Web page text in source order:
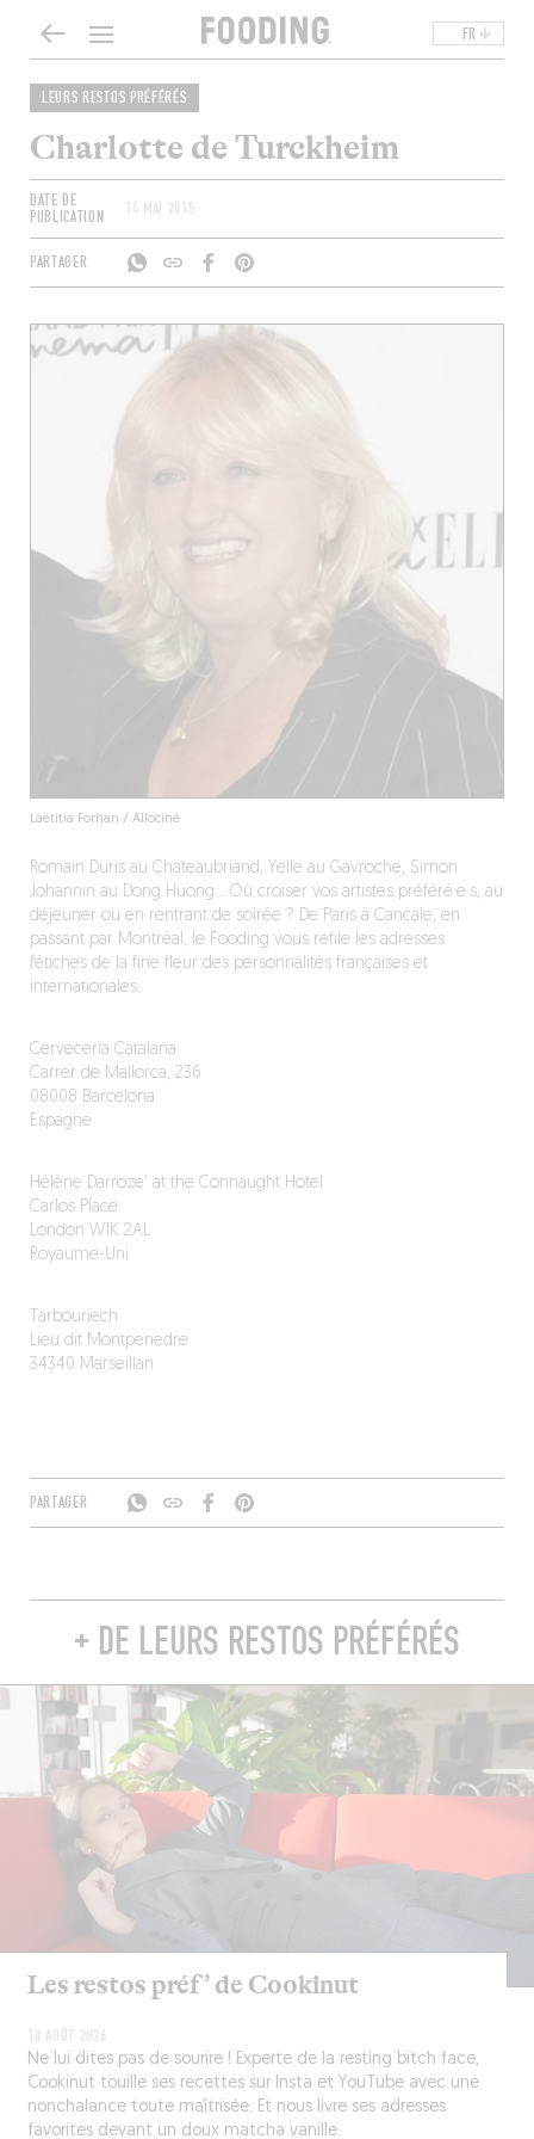
FR
LEURS RESTOS PRÉFÉRÉS
Charlotte de Turckheim
DATE DE
PUBLICATION
14 MAI 2015
PARTAGER
Laëtitia Forhan / Allociné
Romain Duris au Chateaubriand, Yelle au Gavroche, Simon
Johannin au Dong Huong… Où croiser vos artistes préféré·e·s, au
déjeuner ou en rentrant de soirée ? De Paris à Cancale, en
passant par Montréal, le Fooding vous refile les adresses
fétiches de la fine fleur des personnalités françaises et
internationales.
Cervecería Catalana
Carrer de Mallorca, 236
08008 Barcelona
Espagne
Hélène Darroze' at the Connaught Hotel
Carlos Place
London W1K 2AL
Royaume-Uni
Tarbouriech
Lieu dit Montpenedre
34340 Marseillan
PARTAGER
+ DE LEURS RESTOS PRÉFÉRÉS
Les restos préf’ de Cookinut
10 AOÛT 2026
Ne lui dites pas de sourire ! Experte de la resting bitch face,
Cookinut touille ses recettes sur Insta et YouTube avec une
nonchalance toute maîtrisée. Et nous livre ses adresses
favorites devant un doux matcha vanille.